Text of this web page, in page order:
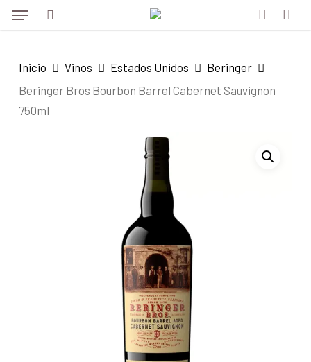
Skip
content
Menu
Inicio Vinos Estados Unidos
Beringer
Beringer Bros Bourbon Barrel Cabernet Sauvignon
750ml
Menu